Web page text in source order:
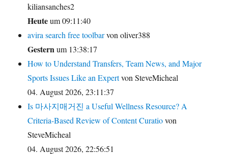
kiliansanches2
Heuteum 09:11:40
avira search free toolbarvon oliver388
Gestern um 13:38:17
How to Understand Transfers, Team News, and Major
Sports Issues Like an Expertvon SteveMicheal
04. August 2026, 23:11:37
Is 마사지매거진 a Useful Wellness Resource? A
Criteria-Based Review of Content Curatiovon
SteveMicheal
04. August 2026, 22:56:51